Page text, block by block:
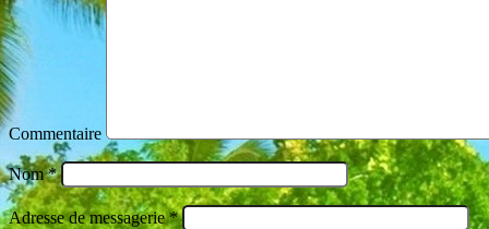
Commentaire
Nom*
Adresse de messagerie*